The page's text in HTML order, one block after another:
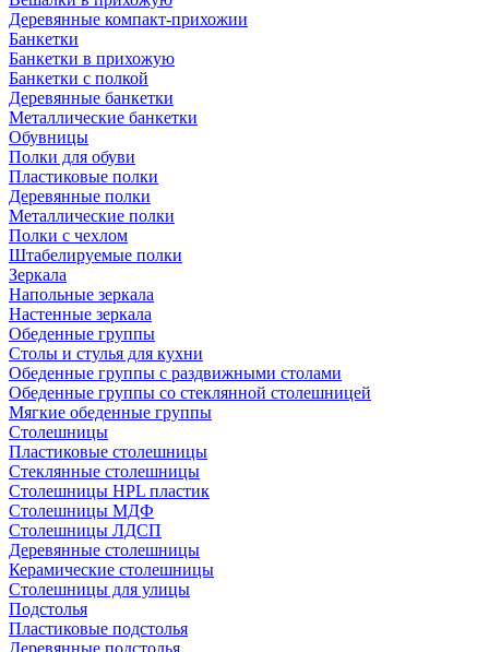
Деревянные компакт-прихожии
Банкетки
Банкетки в прихожую
Банкетки с полкой
Деревянные банкетки
Металлические банкетки
Обувницы
Полки для обуви
Пластиковые полки
Деревянные полки
Металлические полки
Полки с чехлом
Штабелируемые полки
Зеркала
Напольные зеркала
Настенные зеркала
Обеденные группы
Столы и стулья для кухни
Обеденные группы с раздвижными столами
Обеденные группы со стеклянной столешницей
Мягкие обеденные группы
Столешницы
Пластиковые столешницы
Стеклянные столешницы
Столешницы HPL пластик
Столешницы МДФ
Столешницы ЛДСП
Деревянные столешницы
Керамические столешницы
Столешницы для улицы
Подстолья
Пластиковые подстолья
Деревянные подстолья